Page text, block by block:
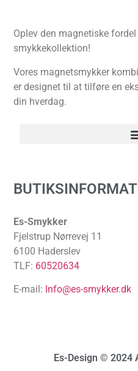
Oplev den magnetiske
smykkekollektion!
Vores magnetsmykker
er designet til at tilføre en
din hverdag.
Es-Smykker
Fjelstrup Nørrevej 11
6100 Haderslev
TLF: 60520634
E-mail: Info@es-smykker.dk
Es-Design © 2024